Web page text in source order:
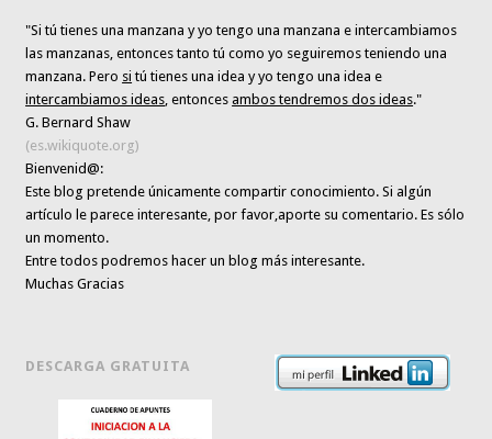
"Si tú tienes una manzana y yo tengo una manzana e intercambiamos
las manzanas, entonces tanto tú como yo seguiremos teniendo una
manzana. Pero si tú tienes una idea y yo tengo una idea e
intercambiamos ideas, entoncesambos tendremos dos ideas."
G. Bernard Shaw
(es.wikiquote.org)
Bienvenid@:
Este blog pretende únicamentecompartir conocimiento. Si algún
artículo le parece interesante,por favor,aporte su comentario. Es sólo
un momento.
Entre todos podremos hacer un blog más interesante.
Muchas Gracias
DESCARGA GRATUITA